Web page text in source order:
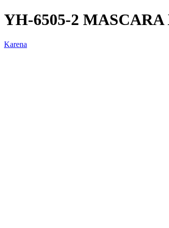
YH-6505-2
Karena